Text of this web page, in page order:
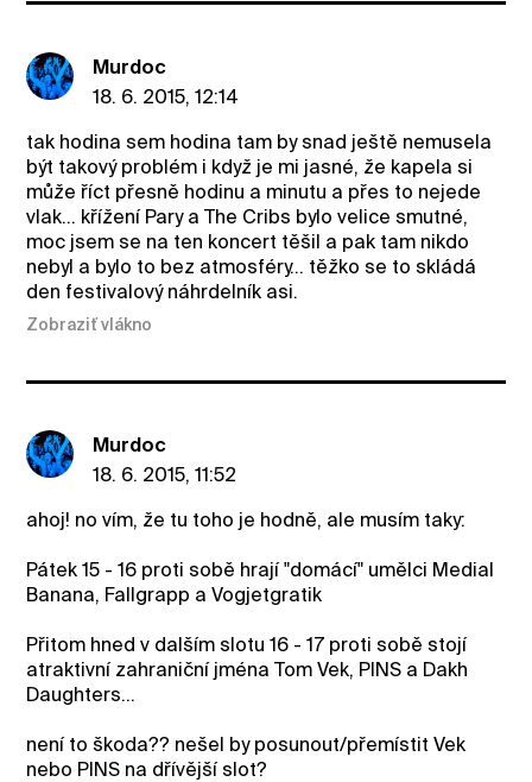
Murdoc
18. 6. 2015, 12:14
tak hodina sem hodina tam by snad ještě nemusela
být takový problém i když je mi jasné, že kapela si
může říct přesně hodinu a minutu a přes to nejede
vlak... křížení Pary a The Cribs bylo velice smutné,
moc jsem se na ten koncert těšil a pak tam nikdo
nebyl a bylo to bez atmosféry... těžko se to skládá
den festivalový náhrdelník asi.
Zobraziť vlákno
Murdoc
18. 6. 2015, 11:52
ahoj! no vím, že tu toho je hodně, ale musím taky:
Pátek 15 - 16 proti sobě hrají "domácí" umělci Medial
Banana, Fallgrapp a Vogjetgratik
Přitom hned v dalším slotu 16 - 17 proti sobě stojí
atraktivní zahraniční jména Tom Vek, PINS a Dakh
Daughters...
není to škoda?? nešel by posunout/přemístit Vek
nebo PINS na dřívější slot?